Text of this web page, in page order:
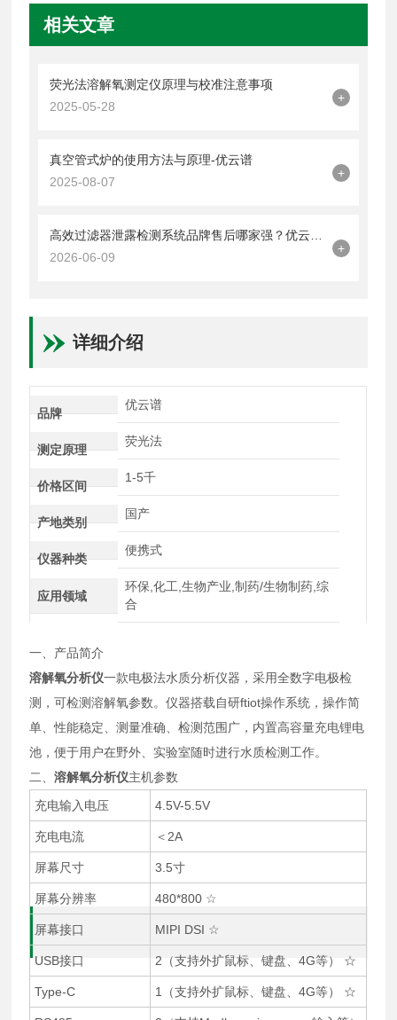
相关文章
荧光法溶解氧测定仪原理与校准注意事项
2025-05-28
+
真空管式炉的使用方法与原理-优云谱
2025-08-07
+
高效过滤器泄露检测系统品牌售后哪家强？优云谱服务网点+配件供应解析
2026-06-09
+
详细介绍
品牌
优云谱
测定原理
荧光法
价格区间
1-5千
产地类别
国产
仪器种类
便携式
应用领域
环保,化工,生物产业,制药/生物制药,综
合
一、产品简介
溶解氧分析仪一款电极法水质分析仪器，采用全数字电极检
测，可检测溶解氧参数。仪器搭载自研ftiot操作系统，操作简
单、性能稳定、测量准确、检测范围广，内置高容量充电锂电
池，便于用户在野外、实验室随时进行水质检测工作。
二、溶解氧分析仪主机参数
充电输入电压
4.5V-5.5V
充电电流 ＜2A
屏幕尺寸 3.5寸
屏幕分辨率 480*800 ☆
屏幕接口 MIPI DSI ☆
USB接口 2（支持外扩鼠标、键盘、4G等） ☆
Type-C 1（支持外扩鼠标、键盘、4G等） ☆